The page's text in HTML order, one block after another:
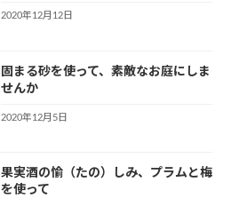
2020年12月12日
固まる砂を使って、素敵なお庭にしま
せんか
2020年12月5日
果実酒の愉（たの）しみ、プラムと梅
を使って